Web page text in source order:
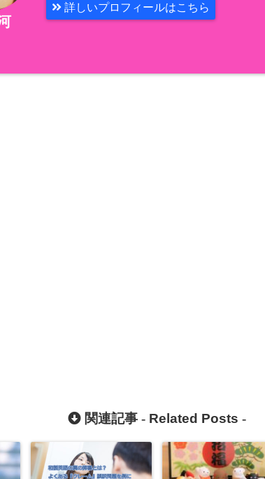
詳しいプロフィールはこちら
関連記事 - Related Posts -